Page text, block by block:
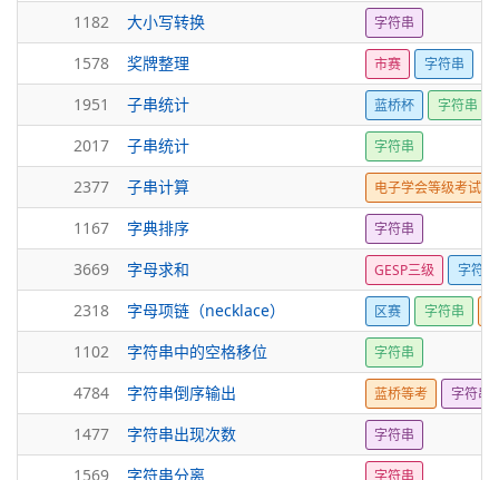
1182 大小写转换 字符串
1578 奖牌整理 市赛 字符串
1951 子串统计 蓝桥杯 字符串
2017 子串统计 字符串
2377 子串计算 电子学会等级考试
1167 字典排序 字符串
3669 字母求和 GESP三级 字符
2318 字母项链（necklace） 区赛 字符串
1102 字符串中的空格移位 字符串
4784 字符串倒序输出 蓝桥等考 字符串
1477 字符串出现次数 字符串
1569 字符串分离 字符串